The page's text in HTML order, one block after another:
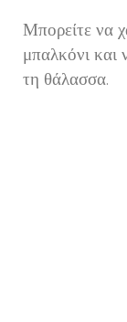
Μπορείτε να
μπαλκόνι και
τη θάλασσα.